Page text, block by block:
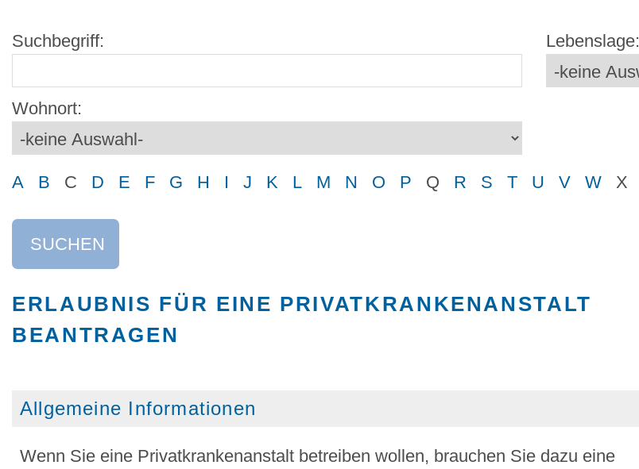
Suchbegriff: Lebenslage:
Wohnort:
A B C D E F G H I J K L M N O P Q R S T U V W X
SUCHEN
ERLAUBNIS FÜR EINE PRIVATKRANKENANSTALT
BEANTRAGEN
Allgemeine Informationen
Wenn Sie eine Privatkrankenanstalt betreiben wollen, brauchen Sie dazu eine